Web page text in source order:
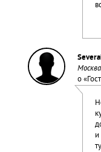
Москва
о «